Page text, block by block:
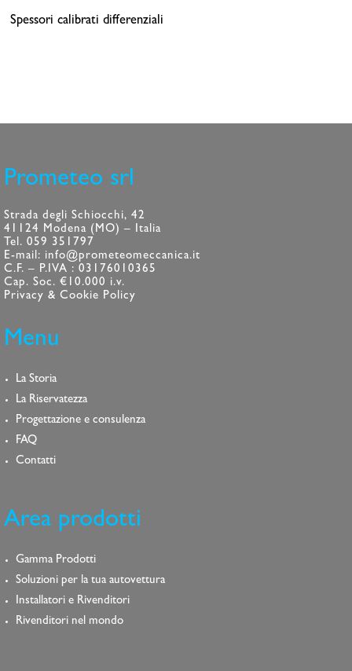
Spessori calibrati differenziali
Prometeo srl
Strada degli Schiocchi, 42
41124 Modena (MO) – Italia
Tel. 059 351797
E-mail: info@prometeomeccanica.it
C.F. – P.IVA : 03176010365
Cap. Soc. €10.000 i.v.
Privacy & Cookie Policy
Menu
La Storia
La Riservatezza
Progettazione e consulenza
FAQ
Contatti
Area prodotti
Gamma Prodotti
Soluzioni per la tua autovettura
Installatori e Rivenditori
Rivenditori nel mondo